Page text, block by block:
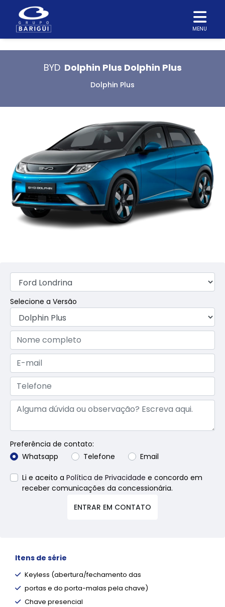
MENU
BYD Dolphin Plus Dolphin Plus
Dolphin Plus
Selecione a Versão
Preferência de contato:
Whatsapp
Telefone Email
Li e aceito a Política de Privacidade e concordo em
receber comunicações da concessionária.
ENTRAR EM CONTATO
Itens de série
Keyless (abertura/fechamento das
portas e do porta-malas pela chave)
Chave presencial